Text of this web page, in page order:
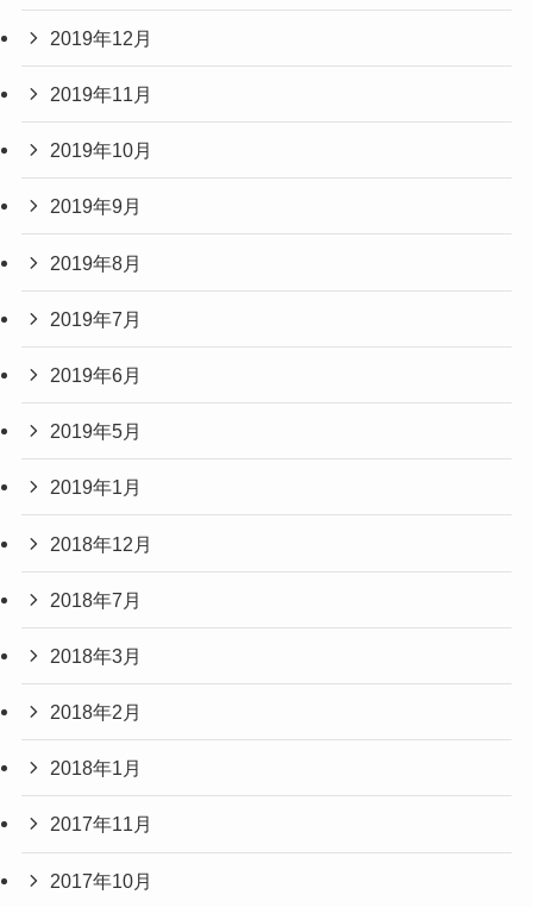
2019年12月
2019年11月
2019年10月
2019年9月
2019年8月
2019年7月
2019年6月
2019年5月
2019年1月
2018年12月
2018年7月
2018年3月
2018年2月
2018年1月
2017年11月
2017年10月